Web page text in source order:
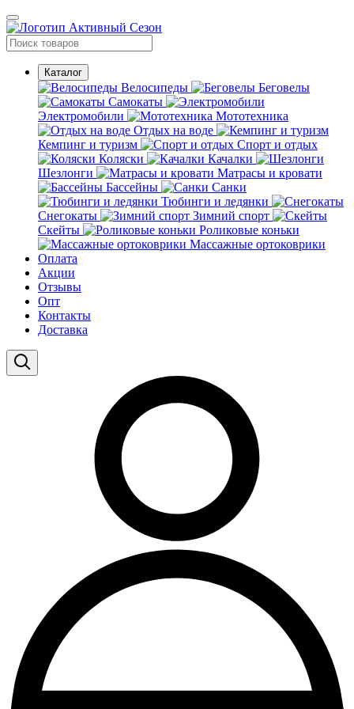
Каталог
Велосипеды
Беговелы
Самокаты
Электромобили
Мототехника
Отдых на воде
Кемпинг и туризм
Спорт и отдых
Коляски
Качалки
Шезлонги
Матрасы и кровати
Бассейны
Санки
Тюбинги и ледянки
Снегокаты
Зимний спорт
Скейты
Роликовые коньки
Массажные ортоковрики
Оплата
Акции
Отзывы
Опт
Контакты
Доставка